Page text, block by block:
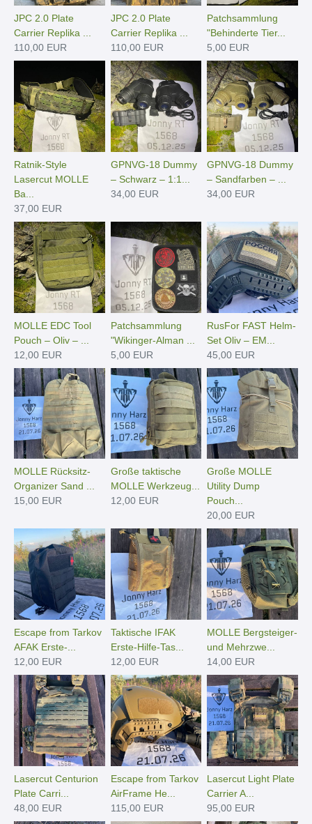
JPC 2.0 Plate
Carrier Replika ...
110,00 EUR
JPC 2.0 Plate
Carrier Replika ...
110,00 EUR
Patchsammlung
"Behinderte Tier...
5,00 EUR
Ratnik-Style
Lasercut MOLLE
Ba...
37,00 EUR
GPNVG-18 Dummy
– Schwarz – 1:1...
34,00 EUR
GPNVG-18 Dummy
– Sandfarben – ...
34,00 EUR
MOLLE EDC Tool
Pouch – Oliv – ...
12,00 EUR
Patchsammlung
"Wikinger-Alman ...
5,00 EUR
RusFor FAST Helm-
Set Oliv – EM...
45,00 EUR
MOLLE Rücksitz-
Organizer Sand ...
15,00 EUR
Große taktische
MOLLE Werkzeug...
12,00 EUR
Große MOLLE
Utility Dump
Pouch...
20,00 EUR
Escape from Tarkov
AFAK Erste-...
12,00 EUR
Taktische IFAK
Erste-Hilfe-Tas...
12,00 EUR
MOLLE Bergsteiger-
und Mehrzwe...
14,00 EUR
Lasercut Centurion
Plate Carri...
48,00 EUR
Escape from Tarkov
AirFrame He...
115,00 EUR
Lasercut Light Plate
Carrier A...
95,00 EUR